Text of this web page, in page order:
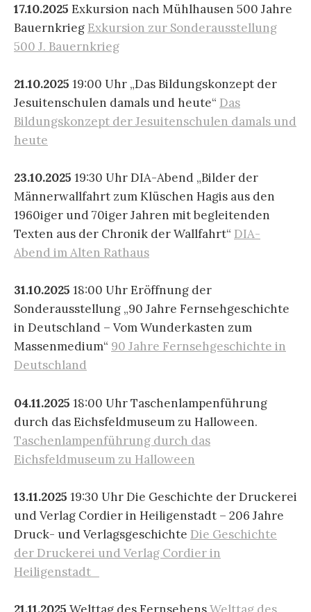
17.10.2025 Exkursion nach Mühlhausen 500 Jahre
Bauernkrieg Exkursion zur Sonderausstellung
500 J. Bauernkrieg
21.10.2025 19:00 Uhr „Das Bildungskonzept der
Jesuitenschulen damals und heute“ Das
Bildungskonzept der Jesuitenschulen damals und
heute
23.10.2025 19:30 Uhr DIA-Abend „Bilder der
Männerwallfahrt zum Klüschen Hagis aus den
1960iger und 70iger Jahren mit begleitenden
Texten aus der Chronik der Wallfahrt“ DIA-
Abend im Alten Rathaus
31.10.2025 18:00 Uhr Eröffnung der
Sonderausstellung „90 Jahre Fernsehgeschichte
in Deutschland – Vom Wunderkasten zum
Massenmedium“ 90 Jahre Fernsehgeschichte in
Deutschland
04.11.2025 18:00 Uhr Taschenlampenführung
durch das Eichsfeldmuseum zu Halloween.
Taschenlampenführung durch das
Eichsfeldmuseum zu Halloween
13.11.2025 19:30 Uhr Die Geschichte der Druckerei
und Verlag Cordier in Heiligenstadt – 206 Jahre
Druck- und Verlagsgeschichte Die Geschichte
der Druckerei und Verlag Cordier in
Heiligenstadt